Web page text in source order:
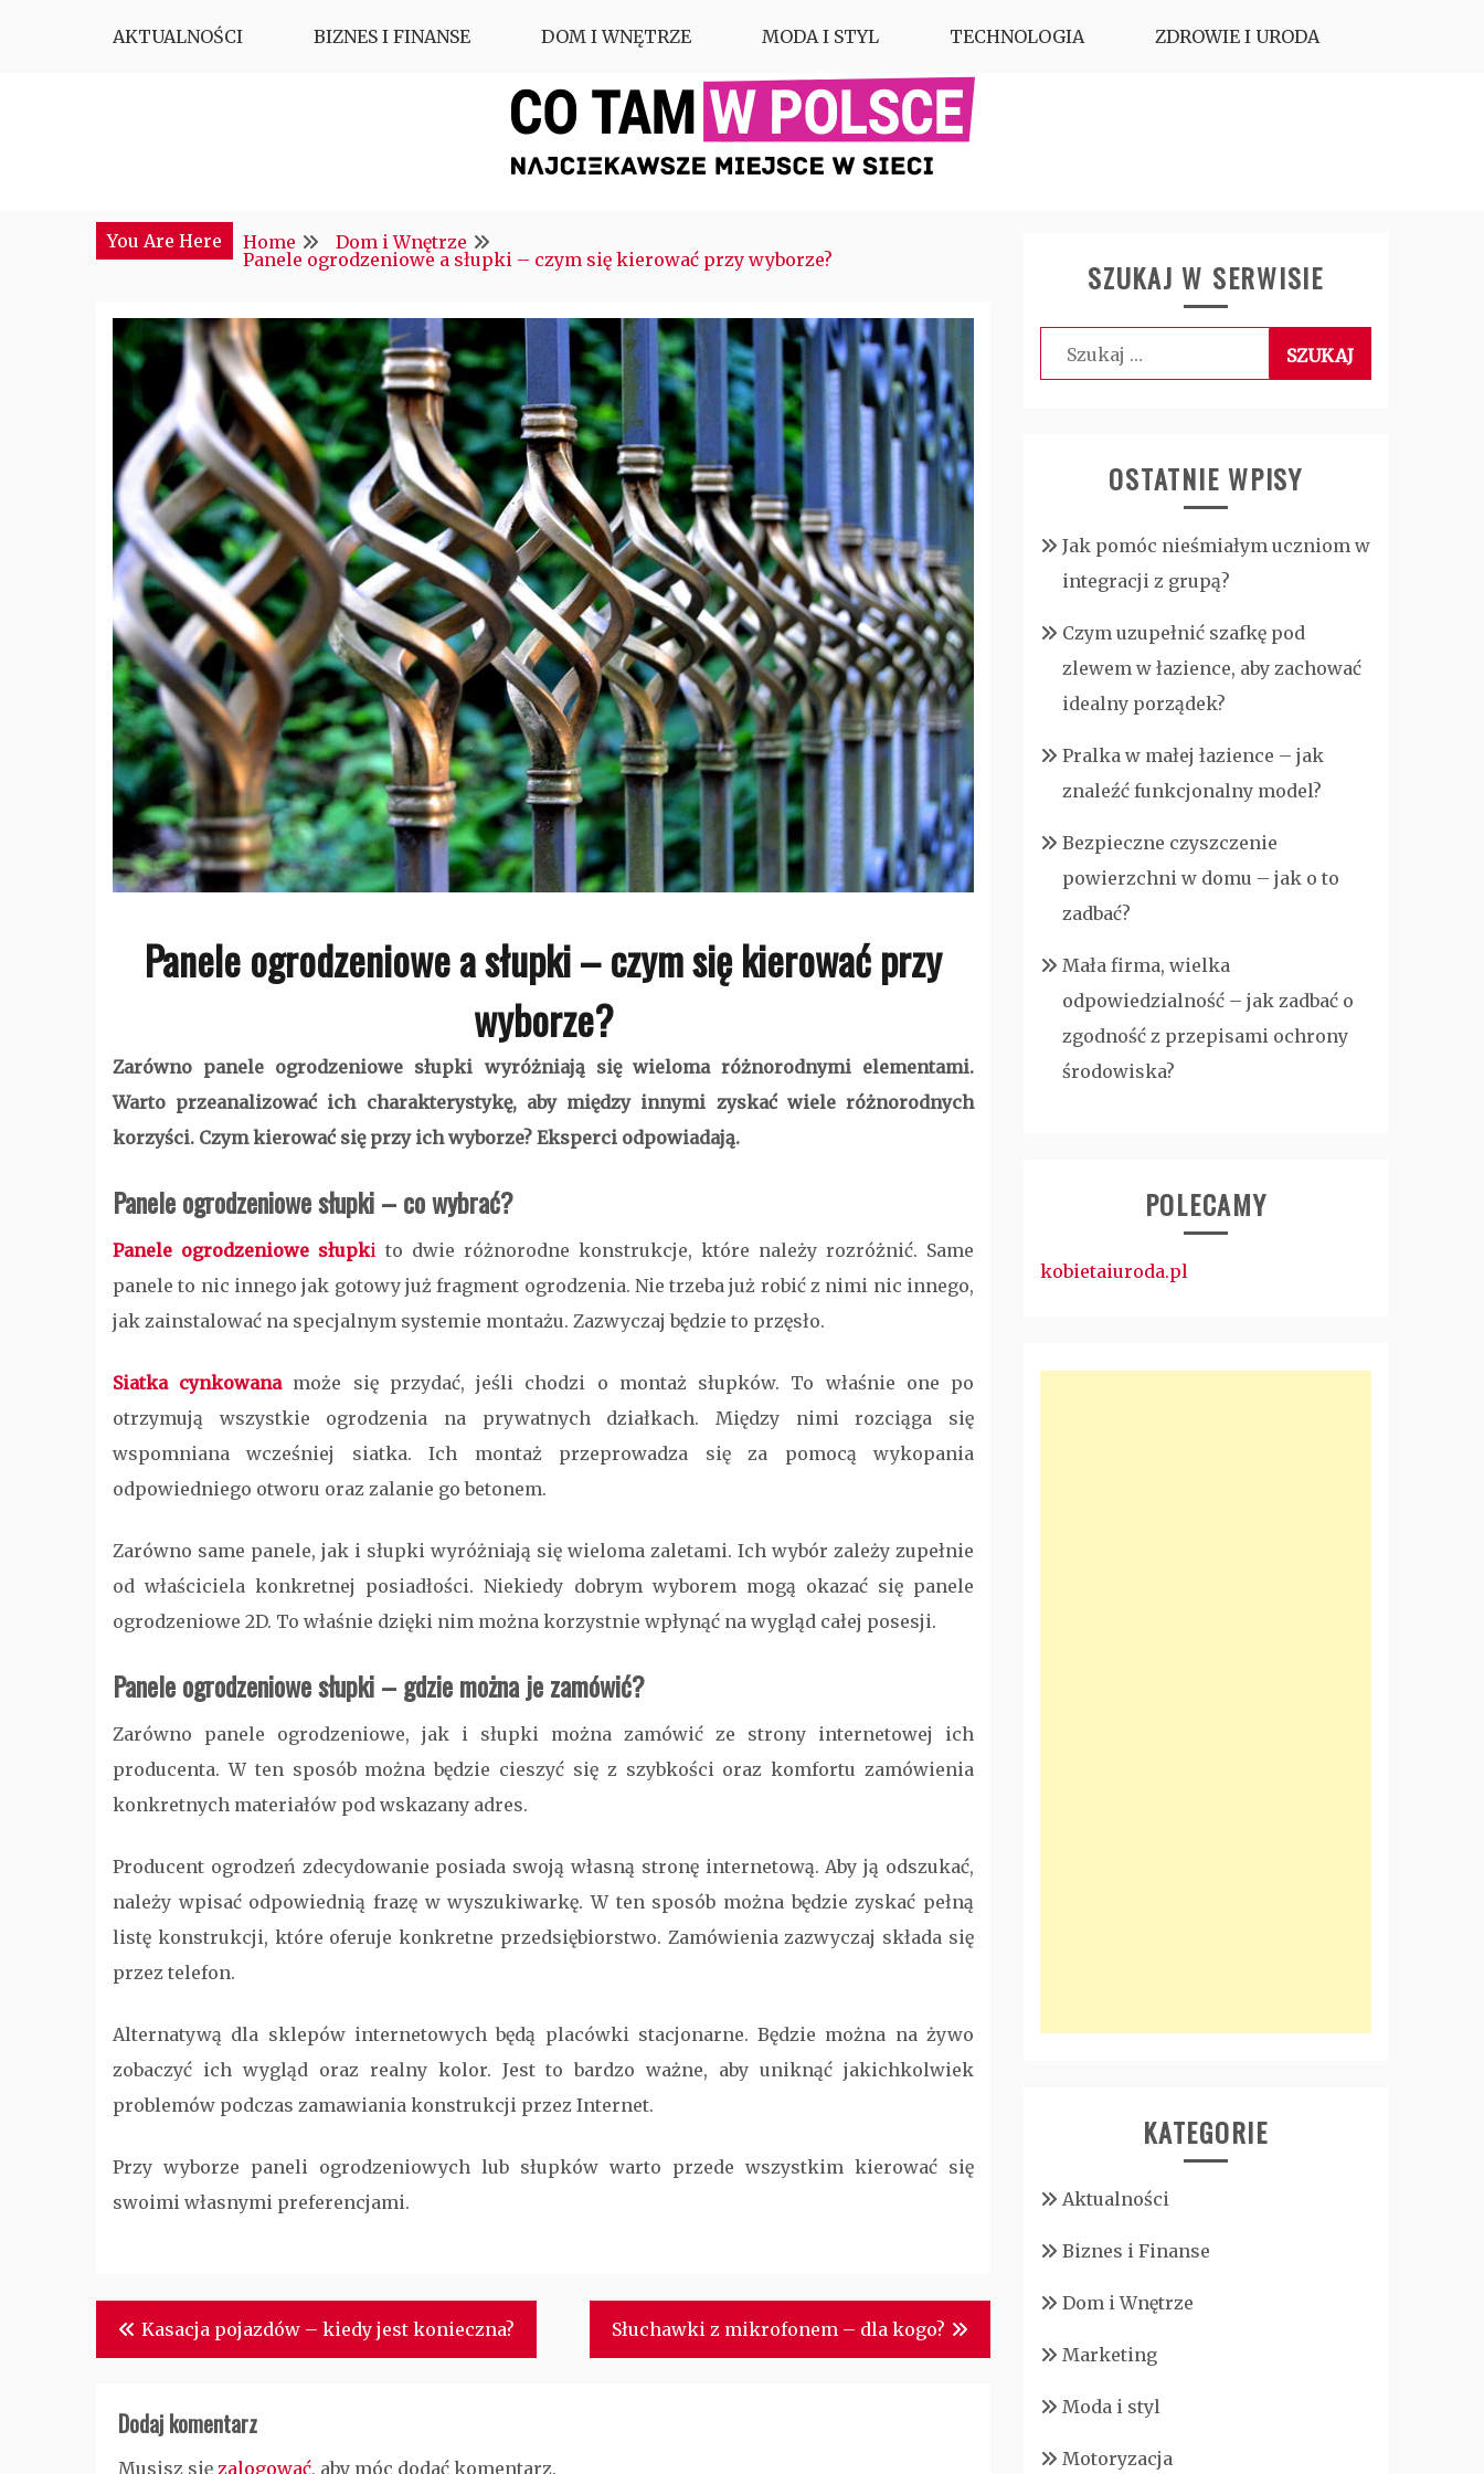
AKTUALNOŚCI BIZNES I FINANSE DOM I WNĘTRZE MODA I STYL TECHNOLOGIA ZDROWIE I URODA
CTM POLONIA
You Are Here
Home
Dom i Wnętrze
Panele ogrodzeniowe a słupki – czym się kierować przy wyborze?
Panele ogrodzeniowe a słupki – czym się kierować przy
wyborze?
Zarówno panele ogrodzeniowe słupki wyróżniają się wieloma różnorodnymi elementami.
Warto przeanalizować ich charakterystykę, aby między innymi zyskać wiele różnorodnych
korzyści. Czym kierować się przy ich wyborze? Eksperci odpowiadają.
Panele ogrodzeniowe słupki – co wybrać?
Panele ogrodzeniowe słupki to dwie różnorodne konstrukcje, które należy rozróżnić. Same
panele to nic innego jak gotowy już fragment ogrodzenia. Nie trzeba już robić z nimi nic innego,
jak zainstalować na specjalnym systemie montażu. Zazwyczaj będzie to przęsło.
Siatka cynkowanamoże się przydać, jeśli chodzi o montaż słupków. To właśnie one po
otrzymują wszystkie ogrodzenia na prywatnych działkach. Między nimi rozciąga się
wspomniana wcześniej siatka. Ich montaż przeprowadza się za pomocą wykopania
odpowiedniego otworu oraz zalanie go betonem.
Zarówno same panele, jak i słupki wyróżniają się wieloma zaletami. Ich wybór zależy zupełnie
od właściciela konkretnej posiadłości. Niekiedy dobrym wyborem mogą okazać się panele
ogrodzeniowe 2D. To właśnie dzięki nim można korzystnie wpłynąć na wygląd całej posesji.
Panele ogrodzeniowe słupki – gdzie można je zamówić?
Zarówno panele ogrodzeniowe, jak i słupki można zamówić ze strony internetowej ich
producenta. W ten sposób można będzie cieszyć się z szybkości oraz komfortu zamówienia
konkretnych materiałów pod wskazany adres.
Producent ogrodzeń zdecydowanie posiada swoją własną stronę internetową. Aby ją odszukać,
należy wpisać odpowiednią frazę w wyszukiwarkę. W ten sposób można będzie zyskać pełną
listę konstrukcji, które oferuje konkretne przedsiębiorstwo. Zamówienia zazwyczaj składa się
przez telefon.
Alternatywą dla sklepów internetowych będą placówki stacjonarne. Będzie można na żywo
zobaczyć ich wygląd oraz realny kolor. Jest to bardzo ważne, aby uniknąć jakichkolwiek
problemów podczas zamawiania konstrukcji przez Internet.
Przy wyborze paneli ogrodzeniowych lub słupków warto przede wszystkim kierować się
swoimi własnymi preferencjami.
Nawigacja
wpisu
Kasacja pojazdów – kiedy jest konieczna? Słuchawki z mikrofonem – dla kogo?
Dodaj komentarz
Musisz się zalogować, aby móc dodać komentarz.
SZUKAJ W SERWISIE
Szukaj:
OSTATNIE WPISY
Jak pomóc nieśmiałym uczniom w
integracji z grupą?
Czym uzupełnić szafkę pod
zlewem w łazience, aby zachować
idealny porządek?
Pralka w małej łazience – jak
znaleźć funkcjonalny model?
Bezpieczne czyszczenie
powierzchni w domu – jak o to
zadbać?
Mała firma, wielka
odpowiedzialność – jak zadbać o
zgodność z przepisami ochrony
środowiska?
POLECAMY
kobietaiuroda.pl
KATEGORIE
Aktualności
Biznes i Finanse
Dom i Wnętrze
Marketing
Moda i styl
Motoryzacja